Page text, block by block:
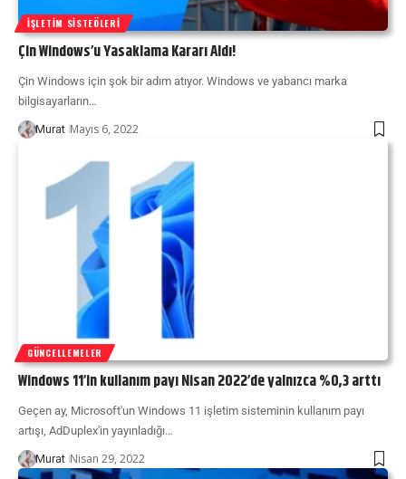
İŞLETIM SISTEÖLERI
Çin Windows’u Yasaklama Kararı Aldı!
Çin Windows için şok bir adım atıyor. Windows ve yabancı marka
bilgisayarların…
Murat Mayıs 6, 2022
GÜNCELLEMELER
Windows 11’in kullanım payı Nisan 2022’de yalnızca %0,3 arttı
Geçen ay, Microsoft'un Windows 11 işletim sisteminin kullanım payı
artışı, AdDuplex'in yayınladığı…
Murat Nisan 29, 2022